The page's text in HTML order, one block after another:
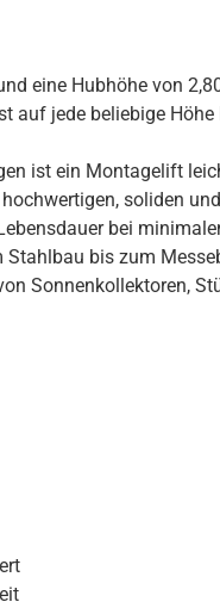
eine Hubhöhe von
auf jede beliebige Höhe
ist ein Montagelift
soliden und
bei
bis zum
Sonnenkollektoren,